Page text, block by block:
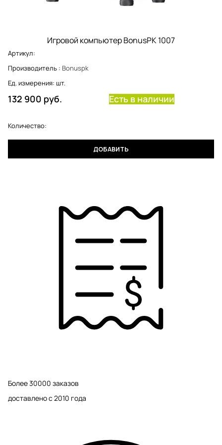
Игровой компьютер BonusPK 1007
Артикул:
Производитель : Bonuspk
Ед. измерения: шт.
132 900 руб. Есть в наличии
Количество:
ДОБАВИТЬ
Более 30000 заказов
доставлено с 2010 года